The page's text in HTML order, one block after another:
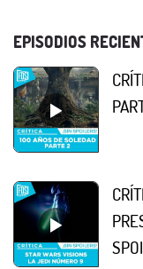
EPISODIOS